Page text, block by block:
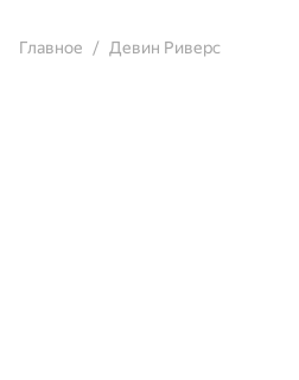
Главное Девин Риверс